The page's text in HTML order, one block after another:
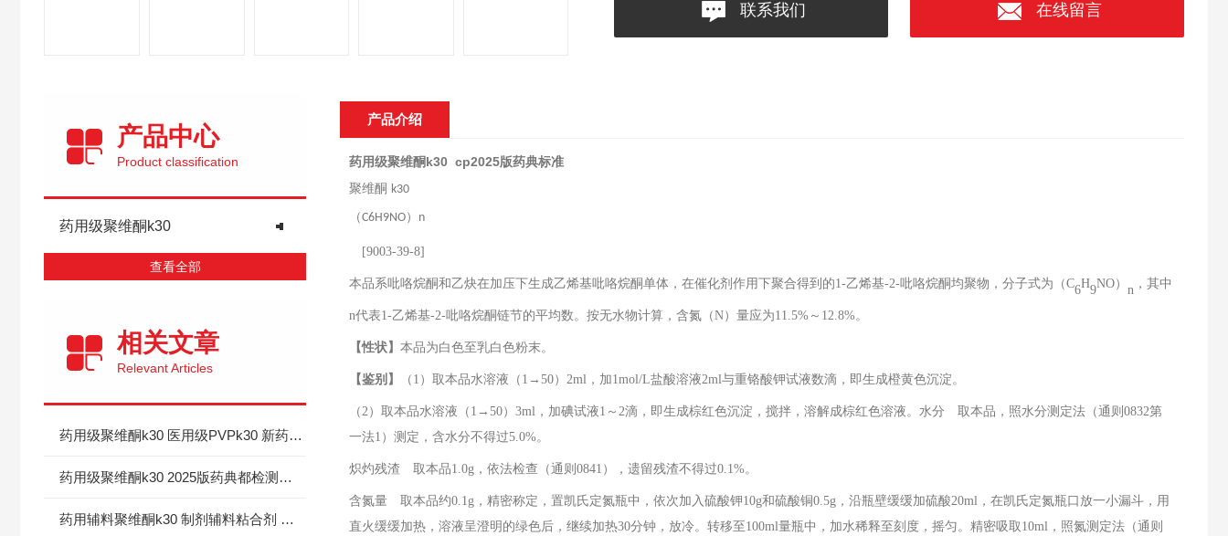
联系我们 在线留言
产品中心
Product classification
药用级聚维酮k30
查看全部
相关文章
Relevant Articles
药用级聚维酮k30 医用级PVPk30 新药典标准 有登记号
药用级聚维酮k30 2025版药典都检测哪些项目
药用辅料聚维酮k30 制剂辅料粘合剂 增溶剂
产品介绍
药用级聚维酮k30 cp2025版药典标准
聚维酮 k30
（C6H9NO） n
[9003-39-8]
本品系吡咯烷酮和乙炔在加压下生成乙烯基吡咯烷酮单体，在催化剂作用下聚合得到的1-乙烯基-2-吡咯烷酮均聚物，分子式为（C6H9NO） n ，其中
n代表1-乙烯基-2-吡咯烷酮链节的平均数。按无水物计算，含氮（N）量应为11.5% ～ 12.8%。
【性状】本品为白色至乳白色粉末。
【鉴别】 （ 1 ）取本品水溶液（ 1→50）2ml ，加1mol/L盐酸溶液2ml与重铬酸钾试液数滴，即生成橙黄色沉淀。
（2）取本品水溶液（ 1→50）3ml ，加碘试液1 ～2滴，即生成棕红色沉淀，搅拌，溶解成棕红色溶液。水分 取本品，照水分测定法（通则0832第
一法1 ）测定，含水分不得过5.0%。
炽灼残渣 取本品1.0g ，依法检查（通则0841 ），遗留残渣不得过0.1%。
含氮量 取本品约0.1g ，精密称定，置凯氏定氮瓶中，依次加入硫酸钾10g和硫酸铜0.5g ，沿瓶壁缓缓加硫酸20ml ，在凯氏定氮瓶口放一小漏斗，用
直火缓缓加热，溶液呈澄明的绿色后，继续加热30分钟，放冷。转移至 100ml量瓶中，加水稀释至刻度，摇匀。精密吸取 10ml ，照氮测定法（通则